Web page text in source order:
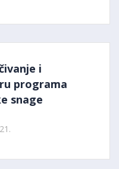
i
programa
snage